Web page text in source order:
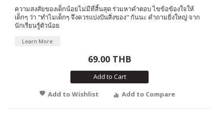
ความสงสัยของเด็กน้อยไม่มีที่สิ้นสุด ร่วมหาคำตอบ ไขข้อข้องใจให้
เด็กๆ ว่า "ทำไมเด็กๆ จึงควรแบ่งปันสิ่งของ" กันนะ คำถามยิ่งใหญ่ จาก
นักเรียนรู้ตัวน้อย
Learn More
69.00 THB
Add to Cart
Add to Wishlist
Add to Compare